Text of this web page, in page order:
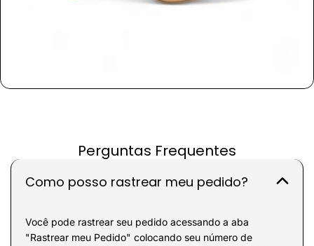
Perguntas Frequentes
Como posso rastrear meu pedido?
Você pode rastrear seu pedido acessando a aba
"Rastrear meu Pedido" colocando seu número de